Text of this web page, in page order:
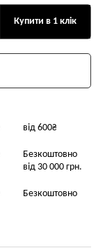
Купити в 1 клік
від 600₴
Безкоштовно
від 30 000 грн.
Безкоштовно